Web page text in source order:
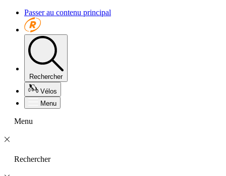
Passer au contenu principal
Rechercher
Vélos
Menu
Menu
Rechercher